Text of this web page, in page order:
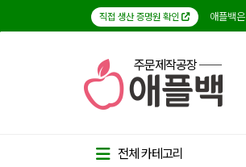
직접 생산 증명원 확인 애플백은
주문제작공장
전체 카테고리